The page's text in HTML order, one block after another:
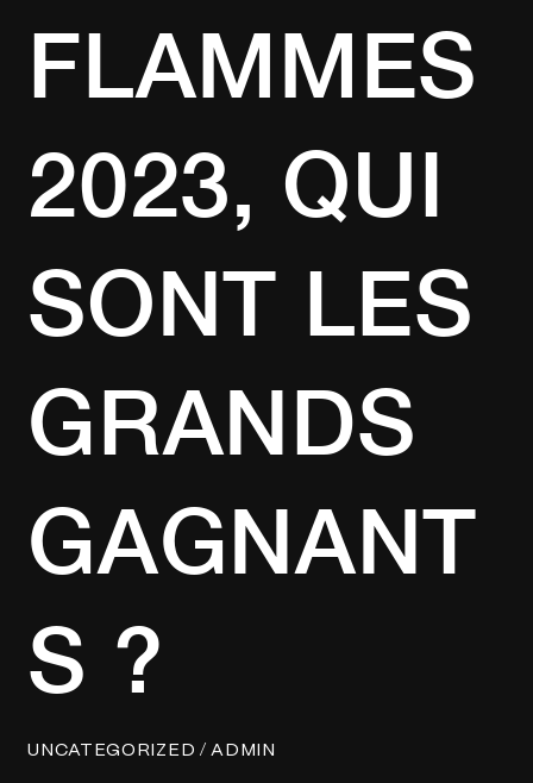
FLAMMES
2023, QUI
SONT LES
GRANDS
GAGNANT
S ?
UNCATEGORIZED / ADMIN